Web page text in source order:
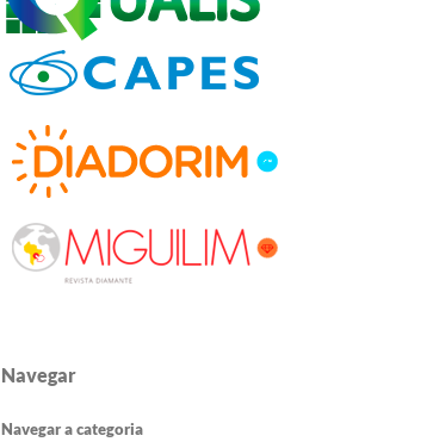
Navegar
Navegar a categoria